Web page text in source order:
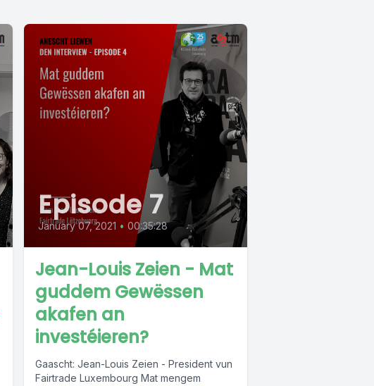
Episode 7
January 07, 2021 • 00:35:28
Jean-Louis Zeien - Mat
guddem Gewëssen
akafen an
investéieren?
Gaascht: Jean-Louis Zeien - President vun
Fairtrade Luxembourg Mat mengem